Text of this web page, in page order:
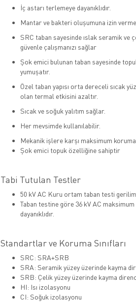
İç astarı terlemeye dayanıklıdır.
Mantar ve bakteri oluşumuna izin
SRC taban sayesinde ıslak seramik ve
güvenle çalışmanızı sağlar
Şok emici bulunan taban sayesinde
yumuşatır.
Özel taban yapısı orta dereceli sıcak
olan termal etkisini azaltır.
Sıcak ve soğuk yalıtım sağlar.
Her mevsimde kullanılabilir.
Mekanik işlere karşı maksimum
Şok emici topuk özelliğine sahiptir
Tabi Tutulan Testler
50 kV AC Kuru ortam taban testi
Taban testine göre 36 kV AC
dayanıklıdır.
Standartlar ve Koruma Sınıfları
SRC: SRA+SRB
SRA: Seramik yüzey üzerinde kayma
SRB: Çelik yüzey üzerinde kayma
HI: Isı izolasyonu
CI: Soğuk izolasyonu